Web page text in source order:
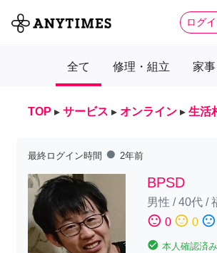
ログ
全て 修理・組立 家事
TOP ▸ サービス ▸ オンライン ▸ 生活
最終ログイン時間 fiber_manual_record 2年前
BPSD
男性 /40代/
sentiment_satisfied 0 sentiment_neutral 0 sentiment_dissatisfied
check_circle 本人確認済み